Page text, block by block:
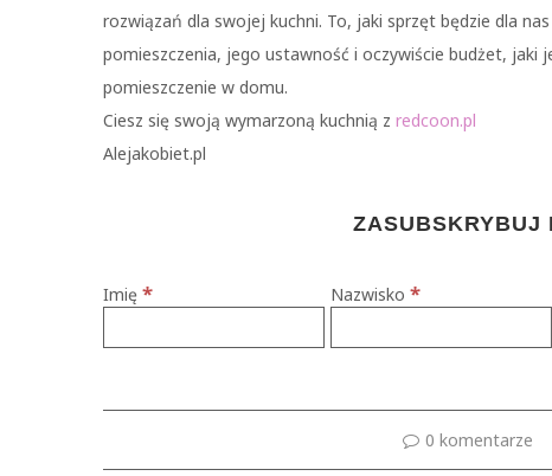
rozwiązań dla swojej kuchni. To, jaki sprzęt będzie dla
pomieszczenia, jego ustawność i oczywiście budżet,
pomieszczenie w domu.
Ciesz się swoją wymarzoną kuchnią z redcoon.pl
Alejakobiet.pl
ZASUBSKRYBUJ
Imię * Nazwisko*
0 komentarze